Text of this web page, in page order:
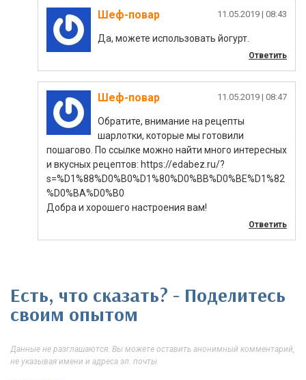
Шеф-повар |
Да, можете использовать йогурт.
Ответить
Шеф-повар |
Обратите, внимание на рецепты
шарлотки, которые мы готовили
пошагово. По ссылке можно найти много интересных
и вкусных рецептов: https://edabez.ru/?
s=%D1%88%D0%B0%D1%80%D0%BB%D0%BE%D1%82
%D0%BA%D0%B0
Добра и хорошего настроения вам!
Ответить
Есть, что сказать? - Поделитесь
своим опытом
Данные не разглашаются. Вы можете оставить анонимный комментарий,
не указывая имени и адреса эл. почты